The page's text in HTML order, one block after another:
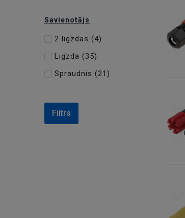
Savienotājs
2 ligzdas (4)
Ligzda (35)
Spraudnis (21)
Filtrs